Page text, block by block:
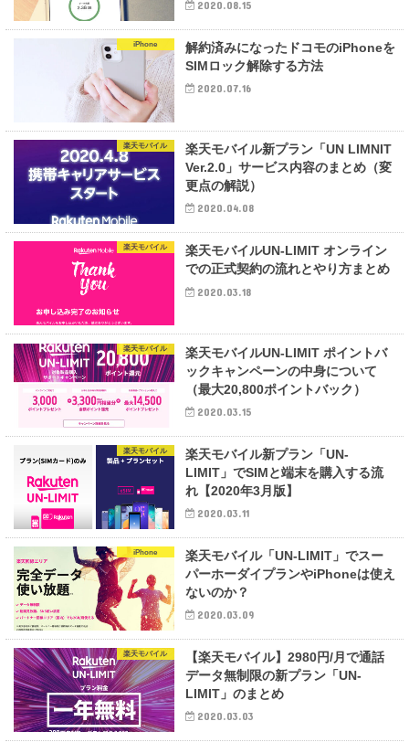
2020.08.15
iPhone
解約済みになったドコモのiPhoneを
SIMロック解除する方法
2020.07.16
楽天モバイル
楽天モバイル新プラン「UN LIMNIT
Ver.2.0」サービス内容のまとめ（変
更点の解説）
2020.04.08
楽天モバイル
楽天モバイルUN-LIMIT オンライン
での正式契約の流れとやり方まとめ
2020.03.18
楽天モバイル
楽天モバイルUN-LIMIT ポイントバ
ックキャンペーンの中身について
（最大20,800ポイントバック）
2020.03.15
楽天モバイル
楽天モバイル新プラン「UN-
LIMIT」でSIMと端末を購入する流
れ【2020年3月版】
2020.03.11
iPhone
楽天モバイル「UN-LIMIT」でスー
パーホーダイプランやiPhoneは使え
ないのか？
2020.03.09
楽天モバイル
【楽天モバイル】2980円/月で通話
データ無制限の新プラン「UN-
LIMIT」のまとめ
2020.03.03